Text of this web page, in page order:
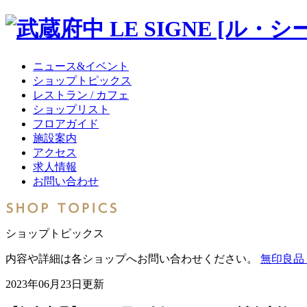
ニュース&イベント
ショップトピックス
レストラン / カフェ
ショップリスト
フロアガイド
施設案内
アクセス
求人情報
お問い合わせ
ショップトピックス
内容や詳細は各ショップへお問い合わせください。 無印良品
2023年06月23日更新